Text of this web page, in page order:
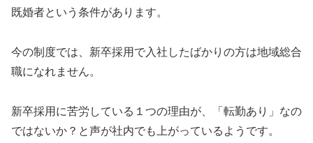
既婚者という条件があります。
今の制度では、新卒採用で入社したばかりの方は地域総合
職になれません。
新卒採用に苦労している１つの理由が、「転勤あり」なの
ではないか？と声が社内でも上がっているようです。